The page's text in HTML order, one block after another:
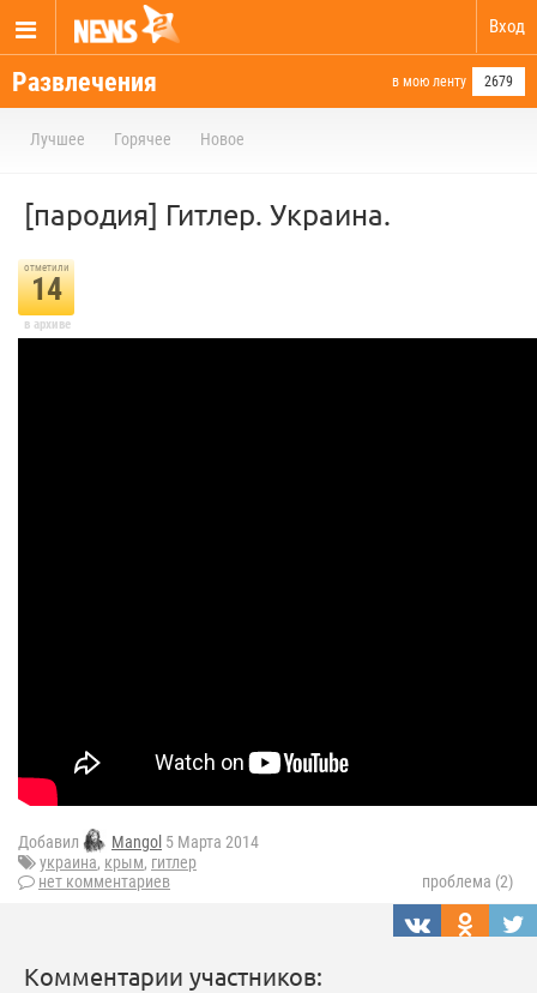
Вход
Развлечения в мою ленту 2679
Лучшее Горячее Новое
[пародия] Гитлер. Украина.
отметили
14
в архиве
Добавил Mangol 5 Марта 2014
украина, крым, гитлер
нет комментариев
проблема (2)
Комментарии участников: